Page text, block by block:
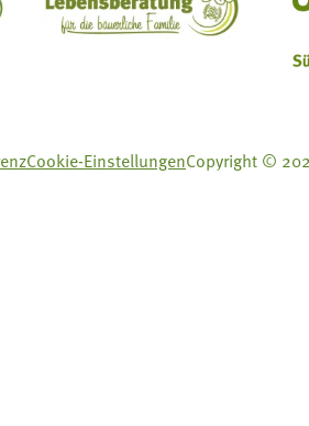
Mit Bäuerinnen lernen -
Lebensberatung für
Cookie-EinstellungenCopyright ©